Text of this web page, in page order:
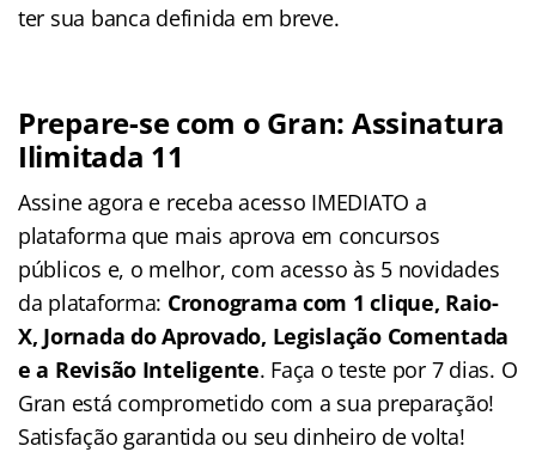
ter sua banca definida em breve.
Prepare-se com o Gran: Assinatura
Ilimitada 11
Assine agora e receba acesso IMEDIATO a
plataforma que mais aprova em concursos
públicos e, o melhor, com acesso às 5 novidades
da plataforma: Cronograma com 1 clique, Raio-
X, Jornada do Aprovado, Legislação Comentada
e a Revisão Inteligente. Faça o teste por 7 dias. O
Gran está comprometido com a sua preparação!
Satisfação garantida ou seu dinheiro de volta!